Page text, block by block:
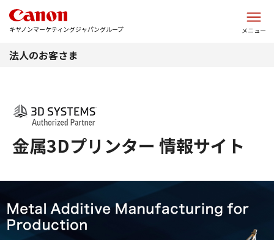
キヤノンマーケティングジャパングループ メニュー
法人のお客さま
金属3Dプリンター 情報サイト